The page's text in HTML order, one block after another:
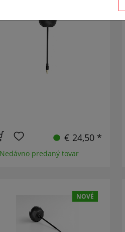
€ 24,50 *
predaný tovar
NOVÉ